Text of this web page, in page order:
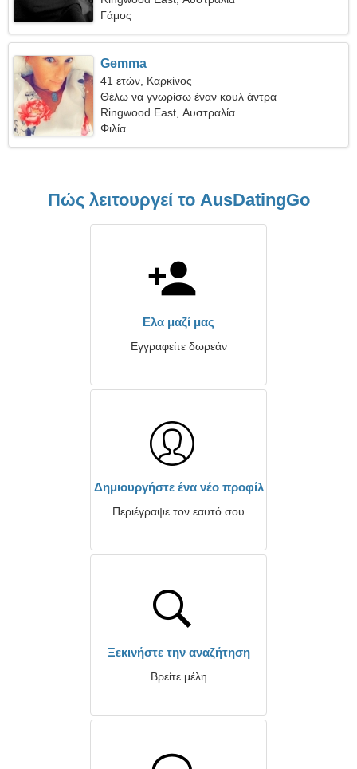
Γάμος
Gemma
41 ετών, Καρκίνος
Θέλω να γνωρίσω έναν κουλ άντρα
Ringwood East, Αυστραλία
Φιλία
Πώς λειτουργεί το AusDatingGo
Ελα μαζί μας
Εγγραφείτε δωρεάν
Δημιουργήστε ένα νέο προφίλ
Περιέγραψε τον εαυτό σου
Ξεκινήστε την αναζήτηση
Βρείτε μέλη